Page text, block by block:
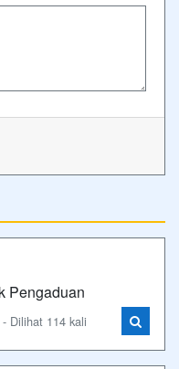
Pengaduan
Dilihat 114 kali